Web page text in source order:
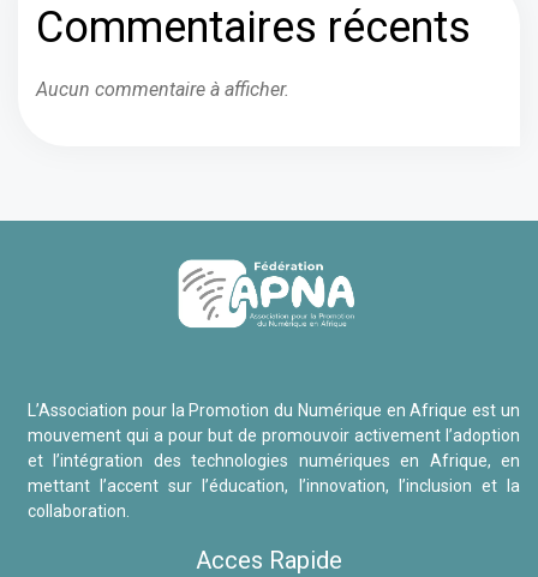
Commentaires récents
Aucun commentaire à afficher.
L’Association pour la Promotion du Numérique en Afrique est un
mouvement qui a pour but de promouvoir activement l’adoption
et l’intégration des technologies numériques en Afrique, en
mettant l’accent sur l’éducation, l’innovation, l’inclusion et la
collaboration.
Acces Rapide